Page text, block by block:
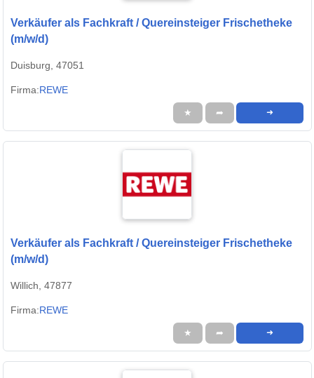
Verkäufer als Fachkraft / Quereinsteiger Frischetheke
(m/w/d)
Duisburg, 47051
Firma:REWE
★ ➦ ➜
Verkäufer als Fachkraft / Quereinsteiger Frischetheke
(m/w/d)
Willich, 47877
Firma:REWE
★ ➦ ➜